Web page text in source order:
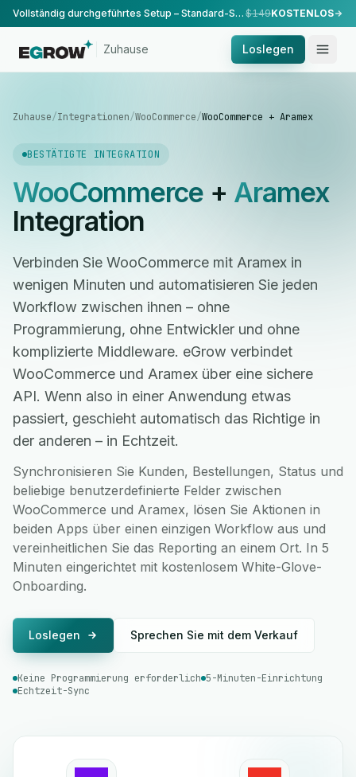
Vollständig durchgeführtes Setup – Standard-Setup, durchgeführt von unserem Team. $149KOSTENLOS
Zuhause Loslegen
Zuhause/Integrationen/WooCommerce/WooCommerce + Aramex
BESTÄTIGTE INTEGRATION
WooCommerce+ Aramex
Integration
Verbinden Sie WooCommerce mit Aramex in
wenigen Minuten und automatisieren Sie jeden
Workflow zwischen ihnen – ohne
Programmierung, ohne Entwickler und ohne
komplizierte Middleware. eGrow verbindet
WooCommerce und Aramex über eine sichere
API. Wenn also in einer Anwendung etwas
passiert, geschieht automatisch das Richtige in
der anderen – in Echtzeit.
Synchronisieren Sie Kunden, Bestellungen, Status und
beliebige benutzerdefinierte Felder zwischen
WooCommerce und Aramex, lösen Sie Aktionen in
beiden Apps über einen einzigen Workflow aus und
vereinheitlichen Sie das Reporting an einem Ort. In 5
Minuten eingerichtet mit kostenlosem White-Glove-
Onboarding.
Loslegen Sprechen Sie mit dem Verkauf
Keine Programmierung erforderlich 5-Minuten-Einrichtung
Echtzeit-Sync